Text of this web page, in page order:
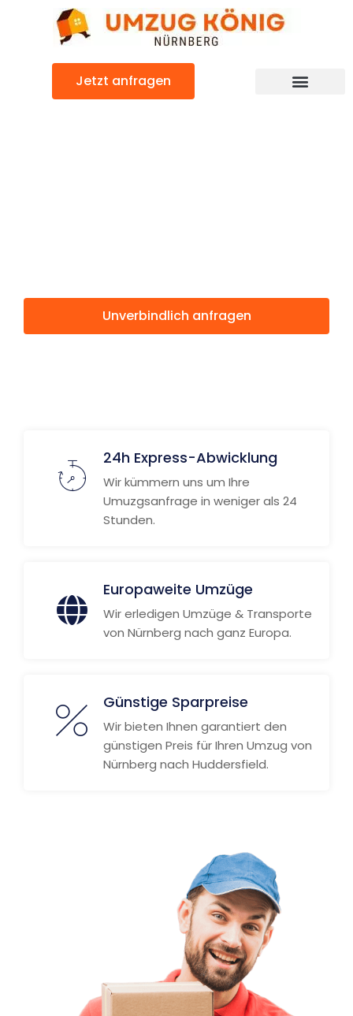
Jetzt anfragen
Unverbindlich anfragen
24h Express-Abwicklung
Wir kümmern uns um Ihre
Umuzgsanfrage in weniger als 24
Stunden.
Europaweite Umzüge
Wir erledigen Umzüge & Transporte
von Nürnberg nach ganz Europa.
Günstige Sparpreise
Wir bieten Ihnen garantiert den
günstigen Preis für Ihren Umzug von
Nürnberg nach Huddersfield.